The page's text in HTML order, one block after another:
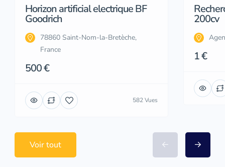
Horizon artificial electrique BF
Goodrich
78860 Saint-Nom-la-Bretèche,
France
500 €
582 Vues
200cv
1 €
Voir tout